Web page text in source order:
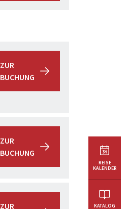
ZUR
BUCHUNG
ZUR
BUCHUNG
ZUR
REISE
KALENDER
KATALOG